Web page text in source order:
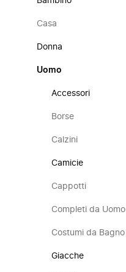
Casa
Donna
Uomo
Accessori
Borse
Calzini
Camicie
Cappotti
Completi da Uomo
Costumi da Bagno
Giacche